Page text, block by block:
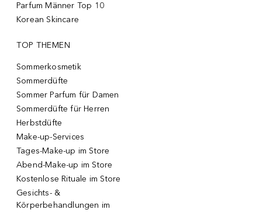
Parfum Männer Top 10
Korean Skincare
TOP THEMEN
Sommerkosmetik
Sommerdüfte
Sommer Parfum für Damen
Sommerdüfte für Herren
Herbstdüfte
Make-up-Services
Tages-Make-up im Store
Abend-Make-up im Store
Kostenlose Rituale im Store
Gesichts- &
Körperbehandlungen im